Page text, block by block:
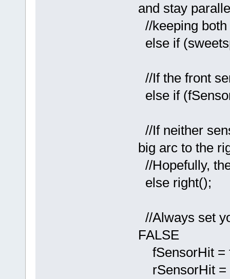
and stay
//keeping
else if
//If the front
else if
//If neither
big arc to the
//Hopefully,
else right();
//Always set
FALSE
fSensorHit =
rSensorHit =